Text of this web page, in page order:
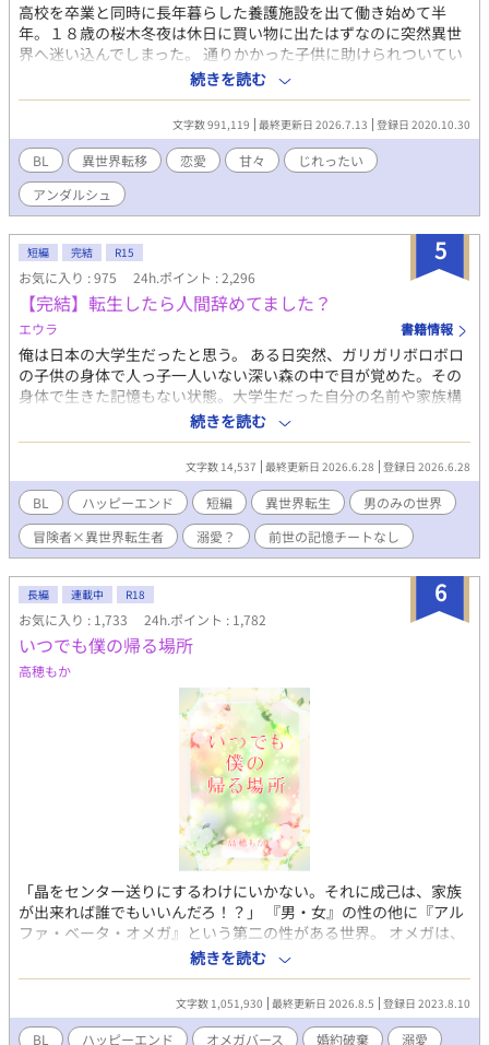
高校を卒業と同時に長年暮らした養護施設を出て働き始めて半
年。１８歳の桜木冬夜は休日に買い物に出たはずなのに突然異世
界へ迷い込んでしまった。 通りかかった子供に助けられついてい
った先は人手不足の宿屋で、衣食住を求め臨時で働く事になっ
た。 その宿屋で出逢ったのは冒険者のクラウス。 冒険者を辞めて
騎士に復帰すると言うクラウスに誘われ仕事を求め一緒に王都へ
向かい今度は馴染み深い孤児院で働く事に。 神様からの啓示もな
く、なぜ自分が迷い込んだのか理由もわからないまま周りの人に
助けられながら異世界で幸せになるお話です。 2022,04,02 第二
部を始めることに加え読みやすくなればと第一部に章を追加しま
した。
続きを読む
文字数 991,119 最終更新日 2026.7.13 登録日 2020.10.30
BL 異世界転移 恋愛 甘々
じれったい
アンダルシュ
5
短編 完結 R15
お気に入り : 975 24h.ポイント : 2,296
【完結】転生したら人間辞めてました？
エウラ 書籍情報
俺は日本の大学生だったと思う。 ある日突然、ガリガリボロボロ
の子供の身体で人っ子一人いない深い森の中で目が覚めた。その
身体で生きた記憶もない状態。大学生だった自分の名前や家族構
成、友人なども覚えていない。 ここで生きるための知識もなく途
方に暮れていると、冒険者だという男が偶然現れて保護してくれ
た。 彼にお世話になりながら自立していこうと意気込む俺と、世
話はするが自立させたくない男。 そして俺は自分が何者かを知っ
て、流されるように男と暮らすことになる。 男だけの世界。誰で
も子供ができるけど、出産の描写はないです。 駆け足で完結まで
ザッと書いて投稿しましたのでもしかしたら誤字脱字があるかと
思いますが、見つけ次第修正します。 誤字脱字報告ありがとうご
ざいます。助かります。
続きを読む
文字数 14,537 最終更新日 2026.6.28 登録日 2026.6.28
BL ハッピーエンド 短編 異世界転生
男のみの世界
冒険者×異世界転生者
溺愛？ 前世の記憶チートなし
6
長編 連載中 R18
お気に入り : 1,733 24h.ポイント : 1,782
いつでも僕の帰る場所
高穂もか
「晶をセンター送りにするわけにいかない。それに成己は、家族
が出来れば誰でもいいんだろ！？」 『男・女』の性の他に『アル
ファ・ベータ・オメガ』という第二の性がある世界。 オメガは、
少子化対策の希望として、すべての生活を国から保障される。代
わりに「二十歳までに伴侶がいなければ、オメガセンターで子供
を産み続けること」を義務付けられていた。 主人公・春日成己
は、赤ちゃんの頃に家族と離され、センターで育てられていた。
孤独な成己の支えは幼馴染の宏章の面会と『家族をもつ』という
続きを読む
文字数 1,051,930 最終更新日 2026.8.5 登録日 2023.8.10
BL ハッピーエンド オメガバース 婚約破棄 溺愛